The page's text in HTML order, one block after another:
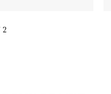
2